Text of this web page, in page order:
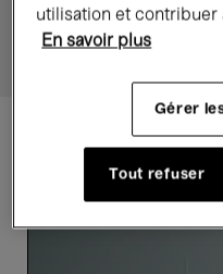
utilisation et contribuer
En savoir plus
Gérer
Tout refuser